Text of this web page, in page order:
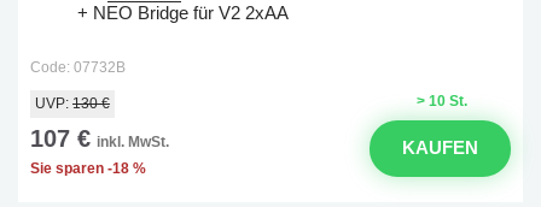
+ NEO Bridge für V2 2xAA
Code: 07732B
> 10 St.
UVP: 130 €
107 € inkl. MwSt.
Sie sparen -18 %
KAUFEN